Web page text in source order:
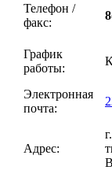
Телефон /
факс:
График
работы:
Электронная
почта:
Адрес: